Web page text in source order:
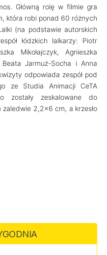
Główną rolę w filmie gra
która robi ponad 60 różnych
(na podstawie autorskich
łódzkich lalkarzy: Piotr
Mikołajczyk, Agnieszka
Jarmuż-Socha i Anna
odpowiada zespół pod
ze Studia Animacji CeTA
zostały zeskalowane do
2,2x6 cm, a krzesło